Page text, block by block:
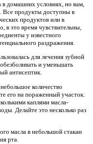
домашних условиях, но вам,
Все продукты доступны в
продуктов или в
в это время чувствительны,
у известного
раздражения.
для лечения зубной
и уменьшать
антисептик.
количество
его на пораженный участок.
каплями масла-
Делайте это несколько раз
масла в небольшой стакан
рта.